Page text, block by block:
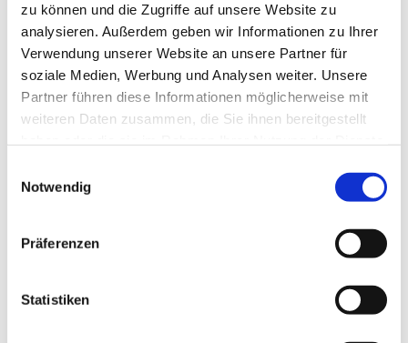
zu können und die Zugriffe auf unsere Website zu
analysieren. Außerdem geben wir Informationen zu Ihrer
Verwendung unserer Website an unsere Partner für
soziale Medien, Werbung und Analysen weiter. Unsere
Partner führen diese Informationen möglicherweise mit
weiteren Daten zusammen, die Sie ihnen bereitgestellt
Notwendig
Präferenzen
Statistiken